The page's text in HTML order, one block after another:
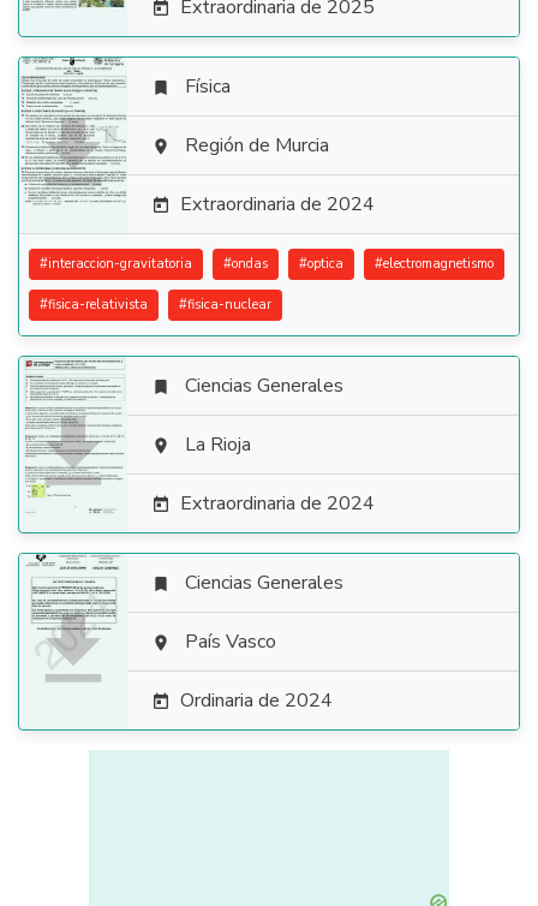
 Extraordinaria de 2025

 Física
 Región de Murcia
 Extraordinaria de 2024
#interaccion-gravitatoria #ondas #optica #electromagnetismo
#fisica-relativista #fisica-nuclear

 Ciencias Generales
 La Rioja
 Extraordinaria de 2024

 Ciencias Generales
 País Vasco
 Ordinaria de 2024